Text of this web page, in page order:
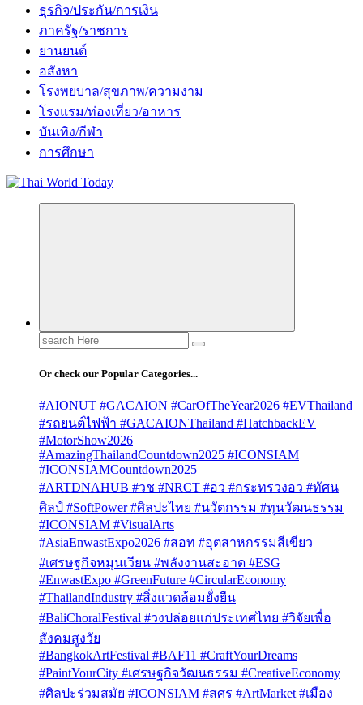
ธุรกิจ/ประกัน/การเงิน
ภาครัฐ/ราชการ
ยานยนต์
อสังหา
โรงพยบาล/สุขภาพ/ความงาม
โรงแรม/ท่องเที่ยว/อาหาร
บันเทิง/กีฬา
การศึกษา
Search
for:
Or check our Popular Categories...
#AIONUT #GACAION #CarOfTheYear2026 #EVThailand
#รถยนต์ไฟฟ้า #GACAIONThailand #HatchbackEV
#MotorShow2026
#AmazingThailandCountdown2025 #ICONSIAM
#ICONSIAMCountdown2025
#ARTDNAHUB #วช #NRCT #อว #กระทรวงอว #ทัศน
ศิลป์ #SoftPower #ศิลปะไทย #นวัตกรรม #ทุนวัฒนธรรม
#ICONSIAM #VisualArts
#AsiaEnwastExpo2026 #สอท #อุตสาหกรรมสีเขียว
#เศรษฐกิจหมุนเวียน #พลังงานสะอาด #ESG
#EnwastExpo #GreenFuture #CircularEconomy
#ThailandIndustry #สิ่งแวดล้อมยั่งยืน
#BaliChoralFestival #วงปล่อยแก่ประเทศไทย #วิจัยเพื่อ
สังคมสูงวัย
#BangkokArtFestival #BAF11 #CraftYourDreams
#PaintYourCity #เศรษฐกิจวัฒนธรรม #CreativeEconomy
#ศิลปะร่วมสมัย #ICONSIAM #สศร #ArtMarket #เมือง